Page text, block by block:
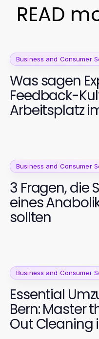
READ
Business and Consumer
Was sagen
Feedback-
Arbeitsplatz
Business and Consumer
3 Fragen, die
eines
sollten
Business and Consumer
Essential
Bern: Master
Out Cleaning